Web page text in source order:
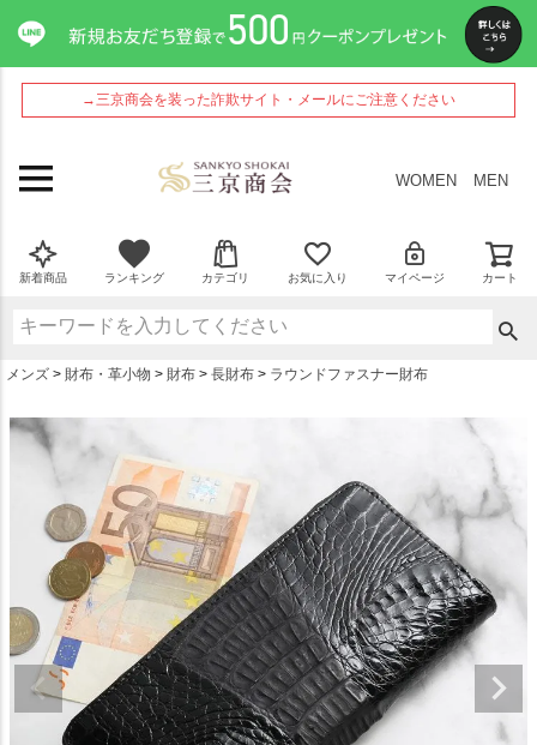
→三京商会を装った詐欺サイト・メールにご注意ください
WOMEN MEN
新着商品 ランキング カテゴリ お気に入り マイページ カート
メンズ 財布・革小物 財布 長財布 ラウンドファスナー財布
ペー
ジト
ップ
へ